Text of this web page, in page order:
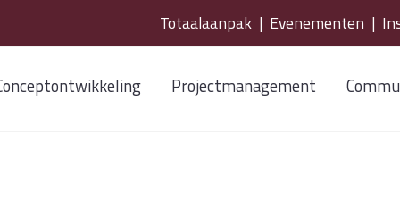
Totaalaanpak | Evenementen |
Projectmanagement